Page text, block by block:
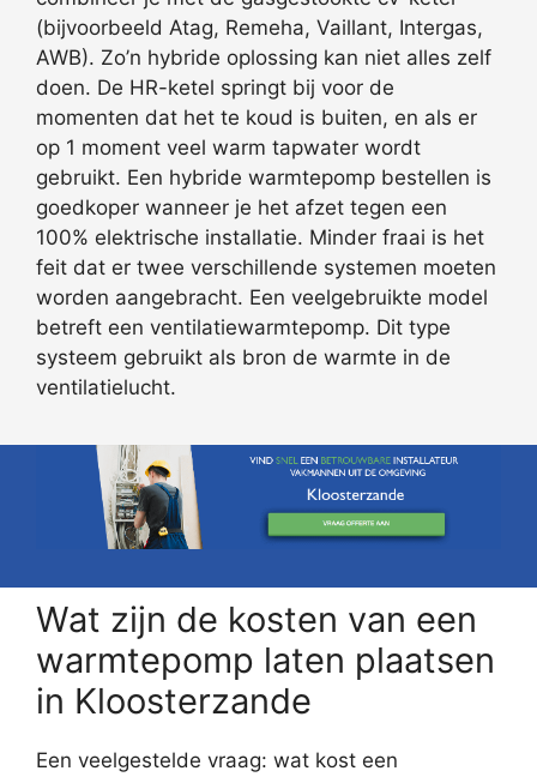
(bijvoorbeeld Atag, Remeha, Vaillant, Intergas,
AWB). Zo’n hybride oplossing kan niet alles zelf
doen. De HR-ketel springt bij voor de
momenten dat het te koud is buiten, en als er
op 1 moment veel warm tapwater wordt
gebruikt. Een hybride warmtepomp bestellen is
goedkoper wanneer je het afzet tegen een
100% elektrische installatie. Minder fraai is het
feit dat er twee verschillende systemen moeten
worden aangebracht. Een veelgebruikte model
betreft een ventilatiewarmtepomp. Dit type
systeem gebruikt als bron de warmte in de
ventilatielucht.
Wat zijn de kosten van een
warmtepomp laten plaatsen
in Kloosterzande
Een veelgestelde vraag: wat kost een